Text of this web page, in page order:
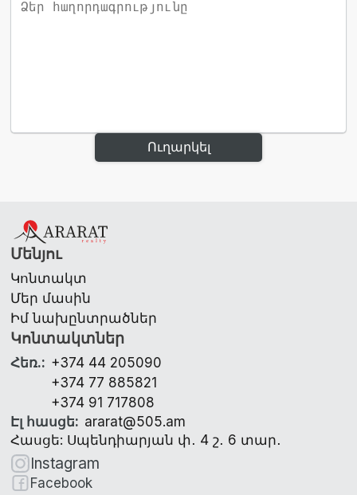
Ուղարկել
Մենյու
Կոնտակտ
Մեր մասին
Իմ նախընտրածներ
Կոնտակտներ
Հեռ.: +374 44 205090
+374 77 885821
+374 91 717808
Էլ հասցե: ararat@505.am
Հասցե: Սպենդիարյան փ․ 4 շ․ 6 տար․
Instagram
Facebook